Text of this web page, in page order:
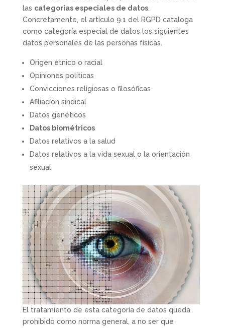
las categorías especiales de datos.
Concretamente, el artículo 9.1 del RGPD cataloga
como categoría especial de datos los siguientes
datos personales de las personas físicas.
Origen étnico o racial
Opiniones políticas
Convicciones religiosas o filosóficas
Afiliación sindical
Datos genéticos
Datos biométricos
Datos relativos a la salud
Datos relativos a la vida sexual o la orientación
sexual
El tratamiento de esta categoría de datos queda
prohibido como norma general, a no ser que